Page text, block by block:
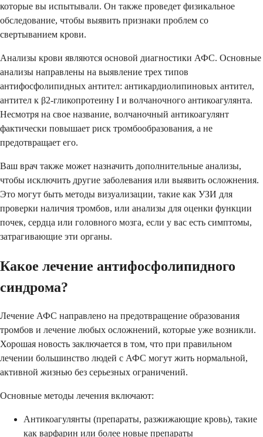
которые вы испытывали. Он также проведет физикальное
обследование, чтобы выявить признаки проблем со
свертыванием крови.
Анализы крови являются основой диагностики АФС. Основные
анализы направлены на выявление трех типов
антифосфолипидных антител: антикардиолипиновых антител,
антител к β2-гликопротеину I и волчаночного антикоагулянта.
Несмотря на свое название, волчаночный антикоагулянт
фактически повышает риск тромбообразования, а не
предотвращает его.
Ваш врач также может назначить дополнительные анализы,
чтобы исключить другие заболевания или выявить осложнения.
Это могут быть методы визуализации, такие как УЗИ для
проверки наличия тромбов, или анализы для оценки функции
почек, сердца или головного мозга, если у вас есть симптомы,
затрагивающие эти органы.
Какое лечение антифосфолипидного
синдрома?
Лечение АФС направлено на предотвращение образования
тромбов и лечение любых осложнений, которые уже возникли.
Хорошая новость заключается в том, что при правильном
лечении большинство людей с АФС могут жить нормальной,
активной жизнью без серьезных ограничений.
Основные методы лечения включают:
Антикоагулянты (препараты, разжижающие кровь), такие
как варфарин или более новые препараты